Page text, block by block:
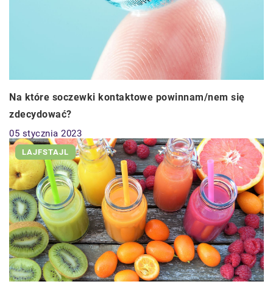
Na które soczewki kontaktowe powinnam/nem się
zdecydować?
05 stycznia 2023
LAJFSTAJL